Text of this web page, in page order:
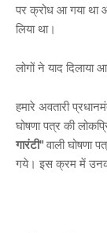
पर क्रोध आ गया था
लिया था।
लोगों ने याद दिलाया
हमारे अवतारी
घोषणा पत्र की
गारंटी" वाली घोषणा
गये। इस क्रम में